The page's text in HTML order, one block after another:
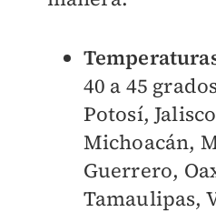
40 a 45
Potosí,
Michoacán,
Guerrero,
Tamaulipas,